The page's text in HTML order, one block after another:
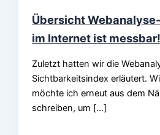
Übersicht
im Internet ist messbar!
Zuletzt hatten wir die
Sichtbarkeitsindex erläutert.
möchte ich erneut aus dem
schreiben, um […]